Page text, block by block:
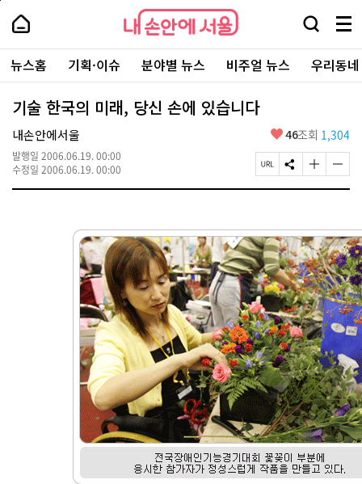
본
로
가
내
손
안
에
서
울
-
서
울
시
대
표
소
내
손
에
울
검
창
열
기
메
뉴
전
체
보
주
요
서
뉴스홈 기획·이슈 분야별 뉴스 비주얼 뉴스 우리동
기술 한국의 미래, 당신 손에 있습니다
내손안에서울
발행일 2006.06.19. 00:00
수정일 2006.06.19. 00:00
좋
요
46조회 1,304
페
이
R
L
복
사
S
N
유
하
기
글
자
크
게
변
경
하
기
글
자
작
게
변
경
하
기
페
상
단
로